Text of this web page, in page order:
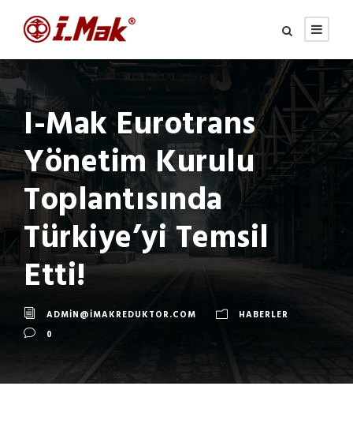
I-Mak Eurotrans
Yönetim Kurulu
Toplantısında
Türkiye’yi Temsil
Etti!
ADMIN@IMAKREDUKTOR.COM
HABERLER
0